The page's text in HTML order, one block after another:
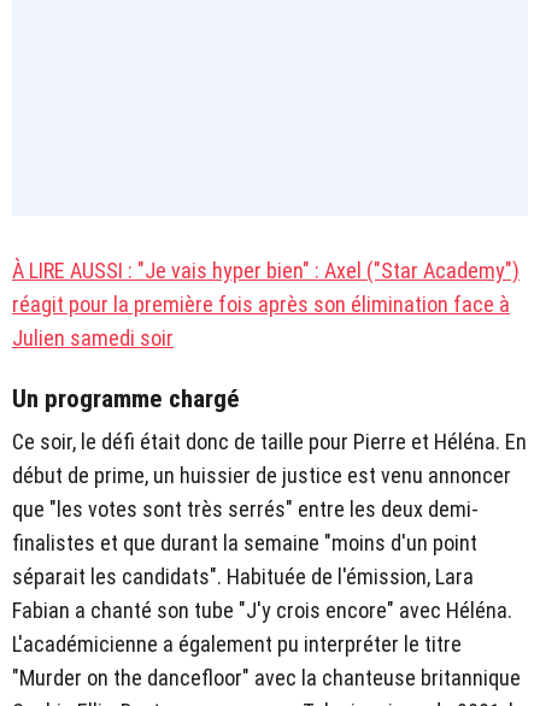
À LIRE AUSSI : "Je vais hyper bien" : Axel ("Star Academy")
réagit pour la première fois après son élimination face à
Julien samedi soir
Un programme chargé
Ce soir, le défi était donc de taille pour Pierre et Héléna. En
début de prime, un huissier de justice est venu annoncer
que "les votes sont très serrés" entre les deux demi-
finalistes et que durant la semaine "moins d'un point
séparait les candidats". Habituée de l'émission, Lara
Fabian a chanté son tube "J'y crois encore" avec Héléna.
L'académicienne a également pu interpréter le titre
"Murder on the dancefloor" avec la chanteuse britannique